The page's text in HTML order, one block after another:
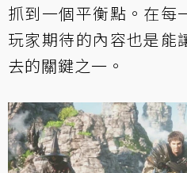
抓到一個平衡點。在每
玩家期待的內容也是能
去的關鍵之一。